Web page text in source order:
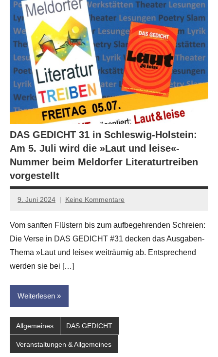
DAS GEDICHT 31 in Schleswig-Holstein:
Am 5. Juli wird die »Laut und leise«-
Nummer beim Meldorfer Literaturtreiben
vorgestellt
9. Juni 2024
Jan-
Hornauer
für
dasgedichtblog
Keine Kommentare
Vom sanften Flüstern bis zum aufbegehrenden Schreien:
Die Verse in DAS GEDICHT #31 decken das Ausgaben-
Thema »Laut und leise« weiträumig ab. Entsprechend
werden sie bei […]
Weiterlesen
Allgemeines DAS GEDICHT
Veranstaltungen & Allgemeines